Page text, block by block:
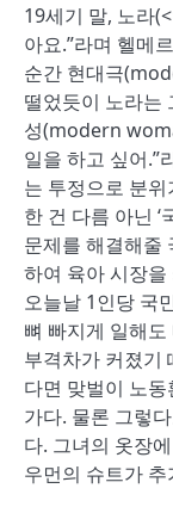
19세기 말, 노라
아요.”라며 헬메
순간 현대극
떨었듯이 노라는
성(modern
일을 하고 싶어.”
는 투정으로 분
한 건 다름 아닌 ‘
문제를 해결해줄
하여 육아 시장
오늘날 1인당 국
뼈 빠지게 일해
부격차가 커졌기
다면 맞벌이 노
가다. 물론 그렇
다. 그녀의 옷장
우먼의 슈트가